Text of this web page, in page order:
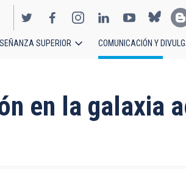
SUPERIOR COMUNICACIÓN Y
en la galaxia